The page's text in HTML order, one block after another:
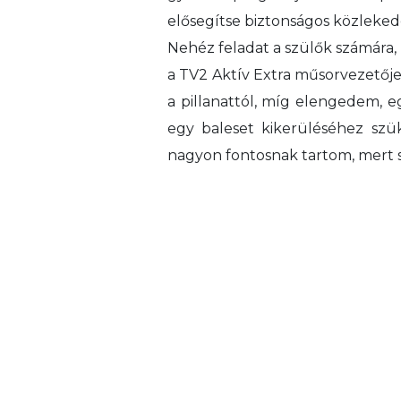
elősegítse biztonságos
Nehéz feladat a szülők
a TV2 Aktív Extra
a pillanattól, míg elengedem,
egy baleset kikerüléséhez
nagyon fontosnak tartom, mert